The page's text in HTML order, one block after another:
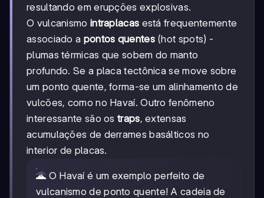
resultando em erupções explosivas.
O vulcanismo intraplacas está frequentemente
associado a pontos quentes(hot spots) -
plumas térmicas que sobem do manto
profundo. Se a placa tectônica se move sobre
um ponto quente, forma-se um alinhamento de
vulcões, como no Havaí. Outro fenômeno
interessante são ostraps, extensas
acumulações de derrames basálticos no
interior de placas.
🌋 O Havaí é um exemplo perfeito de
vulcanismo de ponto quente! A cadeia de